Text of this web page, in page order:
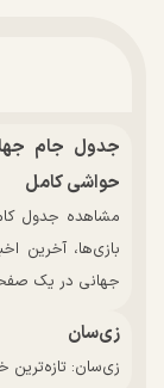
حواشی کامل
بازی‌ها، آخرین
جهانی در یک
زی‌سان
زی‌سان: تازه‌ترین